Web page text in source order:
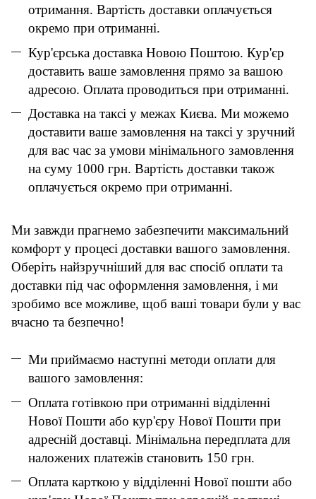
отримання. Вартість доставки оплачується
окремо при отриманні.
Кур'єрська доставка Новою Поштою. Кур'єр
доставить ваше замовлення прямо за вашою
адресою. Оплата проводиться при отриманні.
Доставка на таксі у межах Києва. Ми можемо
доставити ваше замовлення на таксі у зручний
для вас час за умови мінімального замовлення
на суму 1000 грн. Вартість доставки також
оплачується окремо при отриманні.
Ми завжди прагнемо забезпечити максимальний
комфорт у процесі доставки вашого замовлення.
Оберіть найзручніший для вас спосіб оплати та
доставки під час оформлення замовлення, і ми
зробимо все можливе, щоб ваші товари були у вас
вчасно та безпечно!
Ми приймаємо наступні методи оплати для
вашого замовлення:
Оплата готівкою при отриманні відділенні
Нової Пошти або кур'єру Нової Пошти при
адресній доставці. Мінімальна передплата для
наложених платежів становить 150 грн.
Оплата карткою у відділенні Нової пошти або